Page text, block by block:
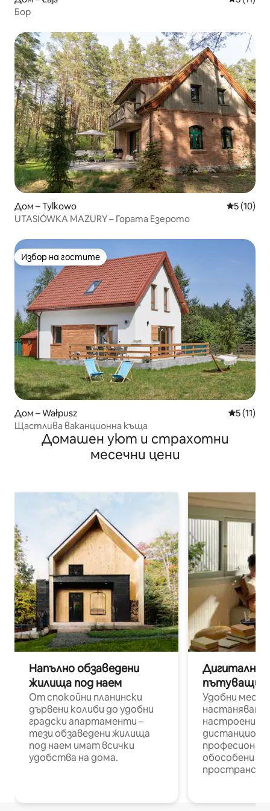
Бор
Дом – Tylkowo Средна
5 (10)
UTASIÓWKA MAZURY – Гората Езерото
Избор на гостите
Избор на гостите
Дом – Wałpusz Средна
5 (11)
Щастлива ваканционна къща
Домашен уют и страхотни
месечни цени
Напълно обзаведени
жилища под наем
От спокойни планински
дървени колиби до удобни
градски апартаменти –
тези обзаведени жилища
под наем имат всички
удобства на дома.
Дигитални
пътуващи
Удобни
настаняване
настроени и
обособени